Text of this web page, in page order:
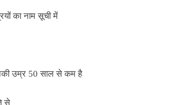
का नाम सूची में
उम्र 50 साल से कम है
से